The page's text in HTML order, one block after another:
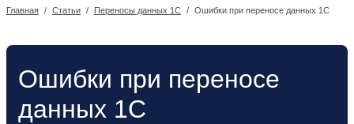
Главная / Статьи / Переносы данных 1С / Ошибки при переносе данных 1С
Ошибки при переносе
данных 1С